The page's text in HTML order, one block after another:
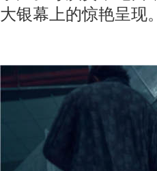
大银幕上的惊艳呈现。